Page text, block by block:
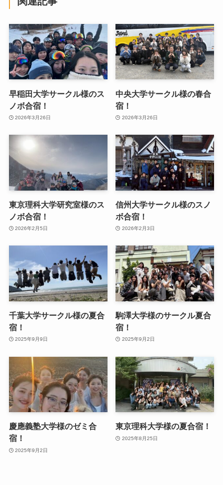
早稲田大学サークル様のス
ノボ合宿！
2026年3月26日
中央大学サークル様の春合
宿！
2026年3月26日
東京理科大学研究室様のス
ノボ合宿！
2026年2月5日
信州大学サークル様のスノ
ボ合宿！
2026年2月3日
千葉大学サークル様の夏合
宿！
2025年9月9日
駒澤大学様のサークル夏合
宿！
2025年9月2日
慶應義塾大学様のゼミ合
宿！
2025年9月2日
東京理科大学様の夏合宿！
2025年8月25日